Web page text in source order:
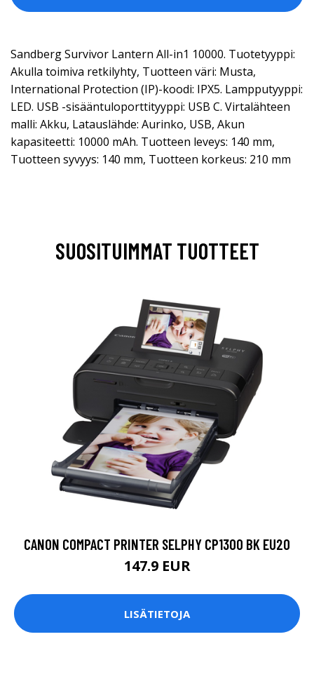
Sandberg Survivor Lantern All-in1 10000. Tuotetyyppi:
Akulla toimiva retkilyhty, Tuotteen väri: Musta,
International Protection (IP)-koodi: IPX5. Lampputyyppi:
LED. USB -sisääntuloporttityyppi: USB C. Virtalähteen
malli: Akku, Latauslähde: Aurinko, USB, Akun
kapasiteetti: 10000 mAh. Tuotteen leveys: 140 mm,
Tuotteen syvyys: 140 mm, Tuotteen korkeus: 210 mm
SUOSITUIMMAT TUOTTEET
CANON COMPACT PRINTER SELPHY CP1300 BK EU20
147.9 EUR
LISÄTIETOJA